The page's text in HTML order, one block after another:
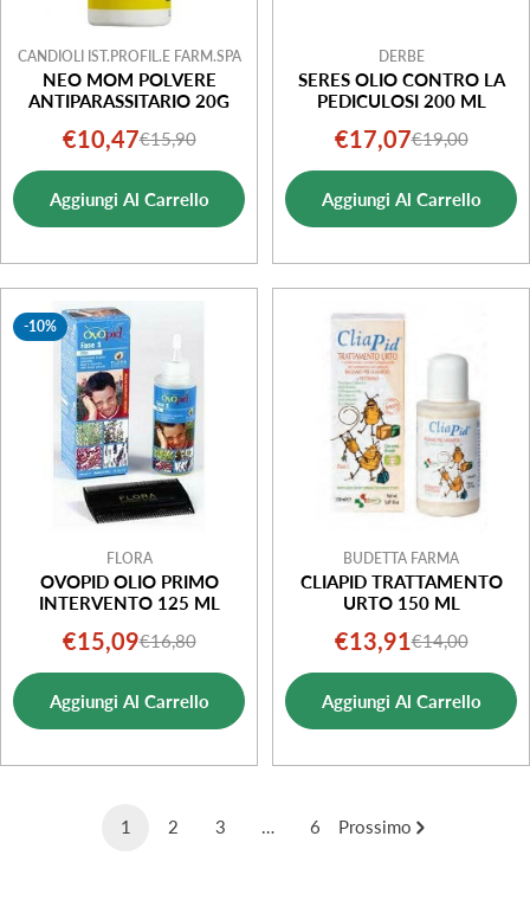
CANDIOLI IST.PROFIL.E FARM.SPA
NEO MOM POLVERE
ANTIPARASSITARIO 20G
Prezzo
di
vendita
€10,47Prezzo
normale
€15,90
Aggiungi Al Carrello
DERBE
SERES OLIO CONTRO LA
PEDICULOSI 200 ML
Prezzo
di
vendita
€17,07Prezzo
normale
€19,00
Aggiungi Al Carrello
-10%
FLORA
OVOPID OLIO PRIMO
INTERVENTO 125 ML
Prezzo
di
vendita
€15,09Prezzo
normale
€16,80
Aggiungi Al Carrello
BUDETTA FARMA
CLIAPID TRATTAMENTO
URTO 150 ML
Prezzo
di
vendita
€13,91Prezzo
normale
€14,00
Aggiungi Al Carrello
1 2 3 … 6 Prossimo